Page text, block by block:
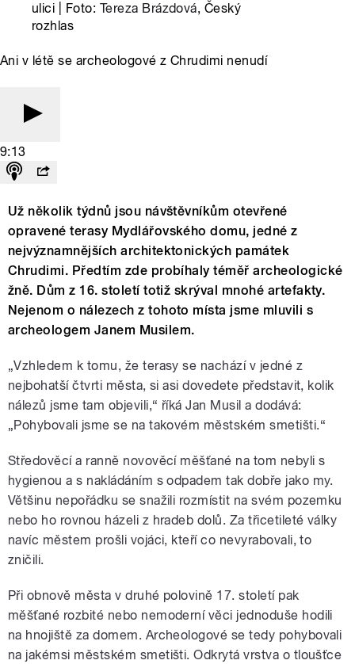
ulici | Foto: Tereza Brázdová, Český
rozhlas
Ani v létě se archeologové z Chrudimi nenudí
9:13
Už několik týdnů jsou návštěvníkům otevřené
opravené terasy Mydlářovského domu, jedné z
nejvýznamnějších architektonických památek
Chrudimi. Předtím zde probíhaly téměř archeologické
žně. Dům z 16. století totiž skrýval mnohé artefakty.
Nejenom o nálezech z tohoto místa jsme mluvili s
archeologem Janem Musilem.
„Vzhledem k tomu, že terasy se nachází v jedné z
nejbohatší čtvrti města, si asi dovedete představit, kolik
nálezů jsme tam objevili,“ říká Jan Musil a dodává:
„Pohybovali jsme se na takovém městském smetišti.“
Středověcí a ranně novověcí měšťané na tom nebyli s
hygienou a s nakládáním s odpadem tak dobře jako my.
Většinu nepořádku se snažili rozmístit na svém pozemku
nebo ho rovnou házeli z hradeb dolů. Za třicetileté války
navíc městem prošli vojáci, kteří co nevyrabovali, to
zničili.
Při obnově města v druhé polovině 17. století pak
měšťané rozbité nebo nemoderní věci jednoduše hodili
na hnojiště za domem. Archeologové se tedy pohybovali
na jakémsi městském smetišti. Odkrytá vrstva o tloušťce